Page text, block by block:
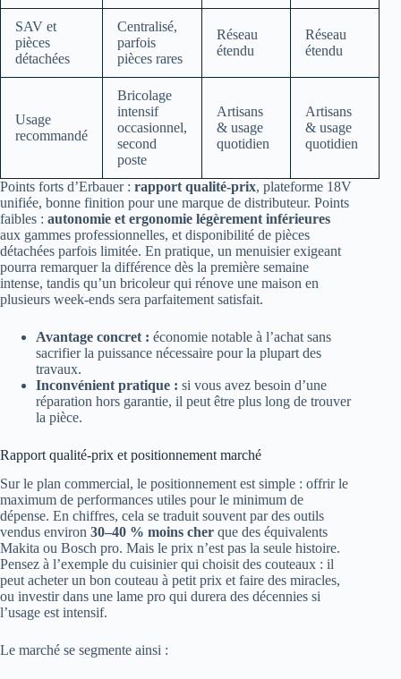
SAV et
pièces
détachées
Centralisé,
parfois
pièces rares
Réseau
étendu
Réseau
étendu
Usage
recommandé
Bricolage
intensif
occasionnel,
second
poste
Artisans
& usage
quotidien
Artisans
& usage
quotidien
Points forts d’Erbauer : rapport qualité-prix, plateforme 18V
unifiée, bonne finition pour une marque de distributeur. Points
faibles : autonomie et ergonomie légèrement inférieures
aux gammes professionnelles, et disponibilité de pièces
détachées parfois limitée. En pratique, un menuisier exigeant
pourra remarquer la différence dès la première semaine
intense, tandis qu’un bricoleur qui rénove une maison en
plusieurs week-ends sera parfaitement satisfait.
Avantage concret : économie notable à l’achat sans
sacrifier la puissance nécessaire pour la plupart des
travaux.
Inconvénient pratique : si vous avez besoin d’une
réparation hors garantie, il peut être plus long de trouver
la pièce.
Rapport qualité-prix et positionnement marché
Sur le plan commercial, le positionnement est simple : offrir le
maximum de performances utiles pour le minimum de
dépense. En chiffres, cela se traduit souvent par des outils
vendus environ 30–40 % moins cher que des équivalents
Makita ou Bosch pro. Mais le prix n’est pas la seule histoire.
Pensez à l’exemple du cuisinier qui choisit des couteaux : il
peut acheter un bon couteau à petit prix et faire des miracles,
ou investir dans une lame pro qui durera des décennies si
l’usage est intensif.
Le marché se segmente ainsi :